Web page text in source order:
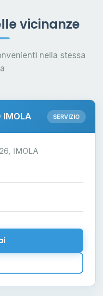
vicinanze
nella stessa
IMOLA SERVIZIO
IMOLA